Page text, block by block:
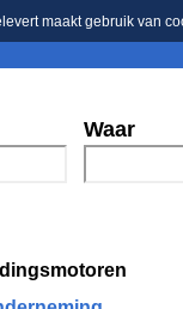
maakt gebruik van
Waar